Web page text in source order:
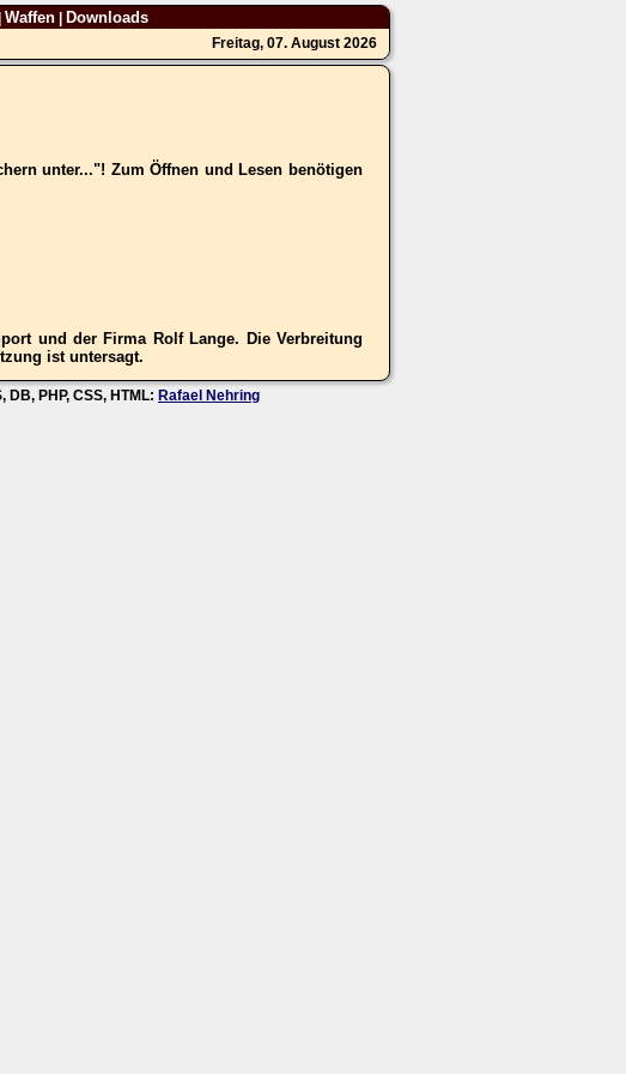
Waffen| Downloads
Freitag, 07. August 2026
unter..."! Zum Öffnen und Lesen benötigen
und der Firma Rolf Lange. Die Verbreitung
ist untersagt.
DB, PHP, CSS, HTML: Rafael Nehring